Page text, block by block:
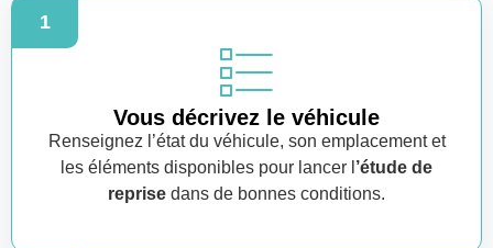
1
Vous décrivez le véhicule
Renseignez l’état du véhicule, son emplacement et
les éléments disponibles pour lancer l ’étude de
reprise dans de bonnes conditions.